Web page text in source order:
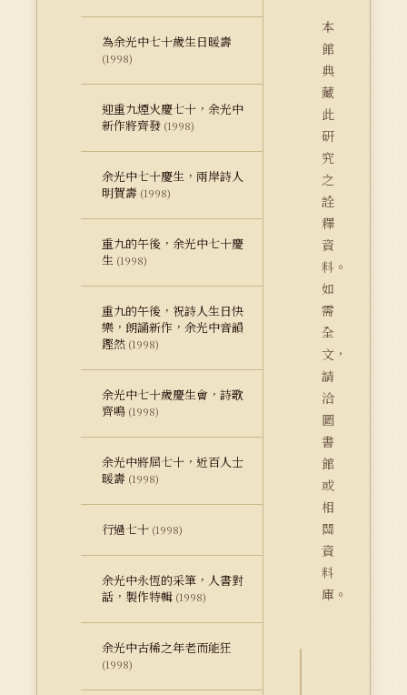
為余光中七十歲生日暖壽
(1998)
迎重九煙火慶七十，余光中
新作將齊發 (1998)
余光中七十慶生，兩岸詩人
明賀壽 (1998)
重九的午後，余光中七十慶
生 (1998)
重九的午後，祝詩人生日快
樂，朗誦新作，余光中音韻
鏗然 (1998)
余光中七十歲慶生會，詩歌
齊鳴 (1998)
余光中將屆七十，近百人士
暖壽 (1998)
行過七十 (1998)
余光中永恆的采筆，人書對
話，製作特輯 (1998)
余光中古稀之年老而能狂
(1998)
本
館
典
藏
此
研
究
之
詮
釋
資
料。
如
需
全
文，
請
洽
圖
書
館
或
相
關
資
料
庫。